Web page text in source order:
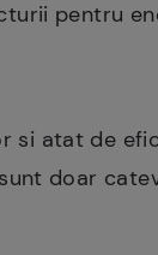
pentru
si atat de
doar